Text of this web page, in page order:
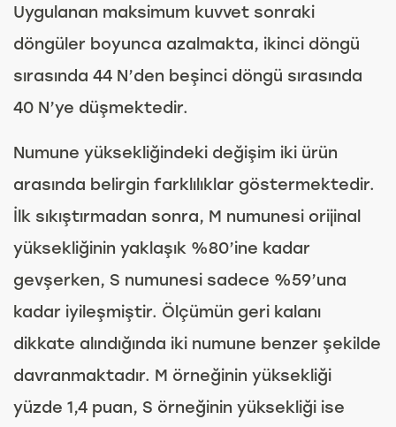
Uygulanan maksimum kuvvet sonraki
döngüler boyunca azalmakta, ikinci döngü
sırasında 44 N’den beşinci döngü sırasında
40 N’ye düşmektedir.
Numune yüksekliğindeki değişim iki ürün
arasında belirgin farklılıklar göstermektedir.
İlk sıkıştırmadan sonra, M numunesi orijinal
yüksekliğinin yaklaşık %80’ine kadar
gevşerken, S numunesi sadece %59’una
kadar iyileşmiştir. Ölçümün geri kalanı
dikkate alındığında iki numune benzer şekilde
davranmaktadır. M örneğinin yüksekliği
yüzde 1,4 puan, S örneğinin yüksekliği ise